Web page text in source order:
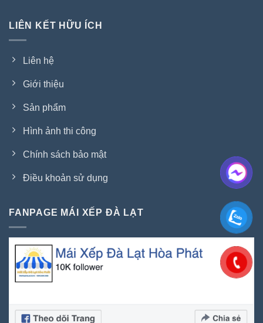
LIÊN KẾT HỮU ÍCH
Liên hệ
Giới thiệu
Sản phẩm
Hình ảnh thi công
Chính sách bảo mật
Điều khoản sử dụng
FANPAGE MÁI XẾP ĐÀ LẠT